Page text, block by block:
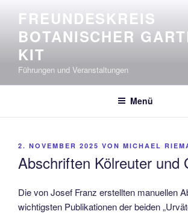
springen
FREUNDESKREIS
BOTANISCHER
KIT
Führungen und Veranstaltungen
Menü
VERÖFFENTLICHT
2. NOVEMBER 2025 VON MICHAEL
Abschriften Kölreuter und
Die von Josef Franz erstellten manuellen
wichtigsten Publikationen der beiden